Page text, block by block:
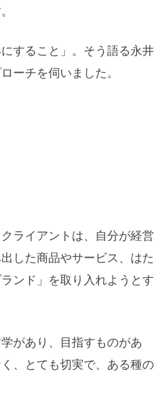
すること」。そう語る永井
ーチを伺いました。
ライアントは、自分が経営
した商品やサービス、はた
ンド」を取り入れようとす
があり、目指すものがあ
、とても切実で、ある種の